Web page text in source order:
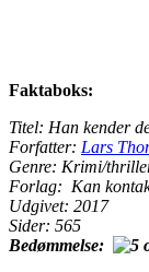
Faktaboks:
Titel: Han kender
Forfatter: Lars
Genre: Krimi/
Forlag: Kan
Udgivet: 2017
Sider: 565
Bedømmelse: